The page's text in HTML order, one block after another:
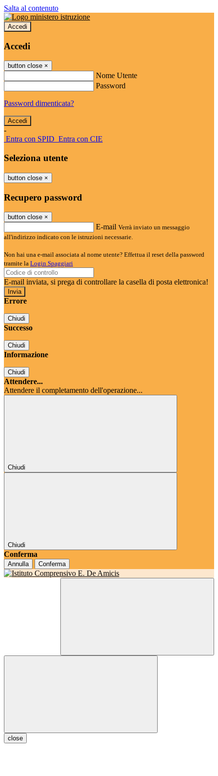
Salta al contenuto
Accedi
Accedi
button close ×
Nome Utente
Password
Password dimenticata?
-
Entra con SPID Entra con CIE
Seleziona utente
button close ×
Recupero password
button close ×
E-mail Verrà inviato un messaggio
all'indirizzo indicato con le istruzioni necessarie.
Non hai una e-mail associata al nome utente? Effettua il reset della password
tramite la Login Spaggiari
E-mail inviata, si prega di controllare la casella di posta elettronica!
Errore
Chiudi
Successo
Chiudi
Informazione
Chiudi
Attendere...
Attendere il completamento dell'operazione...
Chiudi
Chiudi
Conferma
Annulla Conferma
close